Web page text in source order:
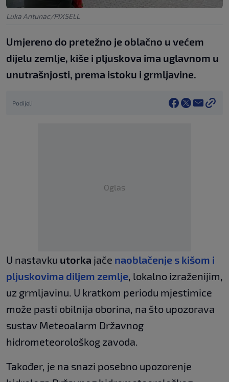
Luka Antunac/PIXSELL
Umjereno do pretežno je oblačno u većem
dijelu zemlje, kiše i pljuskova ima uglavnom u
unutrašnjosti, prema istoku i grmljavine.
Podijeli
Oglas
U nastavku utorka jače naoblačenje s kišom i
pljuskovima diljem zemlje , lokalno izraženijim,
uz grmljavinu. U kratkom periodu mjestimice
može pasti obilnija oborina, na što upozorava
sustav Meteoalarm Državnog
hidrometeorološkog zavoda.
Također, je na snazi posebno upozorenje